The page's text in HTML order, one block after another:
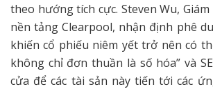
theo hướng tích cực. Steven Wu,
nền tảng Clearpool, nhận định phê
khiến cổ phiếu niêm yết trở nên có
không chỉ đơn thuần là số hóa” và
cửa để các tài sản này tiến tới các